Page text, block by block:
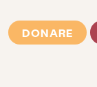
DONARE